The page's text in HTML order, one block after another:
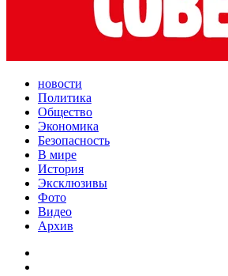
новости
Политика
Общество
Экономика
Безопасность
В мире
История
Эксклюзивы
Фото
Видео
Архив